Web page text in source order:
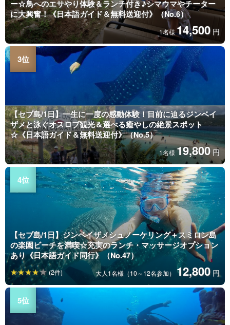
ー☆鳥へのエサやり体験＆ランチ付き♪シマウマやチーター
に大興奮！《日本語ガイド＆無料送迎付》（No.6）
1名様14,500 円
【セブ島/1日】一生に一度の感動体験！目前に迫るジンベイ
ザメと泳ぐオスロブ観光＆選べる癒やしの絶景スポット
☆《日本語ガイド＆無料送迎付》（No.5）
1名様19,800 円
【セブ島/1日】ジンベイザメシュノーケリング＋スミロン島
の楽園ビーチを満喫☆充実のランチ・マッサージオプション
あり《日本語ガイド同行》（No.47）
大人1名様（10～12名参加） 12,800 円
(2件)